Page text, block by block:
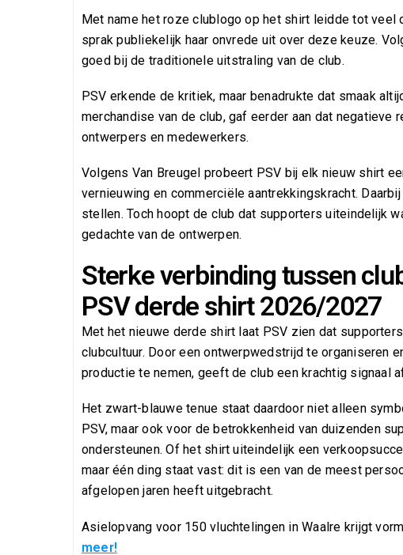
Met name het roze clublogo op het shirt leidde tot
sprak publiekelijk haar onvrede uit over deze keuze.
goed bij de traditionele uitstraling van de club.
PSV erkende de kritiek, maar benadrukte dat smaak
merchandise van de club, gaf eerder aan dat
ontwerpers en medewerkers.
Volgens Van Breugel probeert PSV bij elk nieuw shirt
vernieuwing en commerciële aantrekkingskracht.
stellen. Toch hoopt de club dat supporters uiteindelijk
gedachte van de ontwerpen.
Sterke verbinding tussen
PSV derde shirt 2026/2027
Met het nieuwe derde shirt laat PSV zien dat
clubcultuur. Door een ontwerpwedstrijd te organiseren
productie te nemen, geeft de club een krachtig signaal
Het zwart-blauwe tenue staat daardoor niet alleen
PSV, maar ook voor de betrokkenheid van duizenden
ondersteunen. Of het shirt uiteindelijk een
maar één ding staat vast: dit is een van de meest
afgelopen jaren heeft uitgebracht.
Asielopvang voor 150 vluchtelingen in Waalre krijgt
meer!